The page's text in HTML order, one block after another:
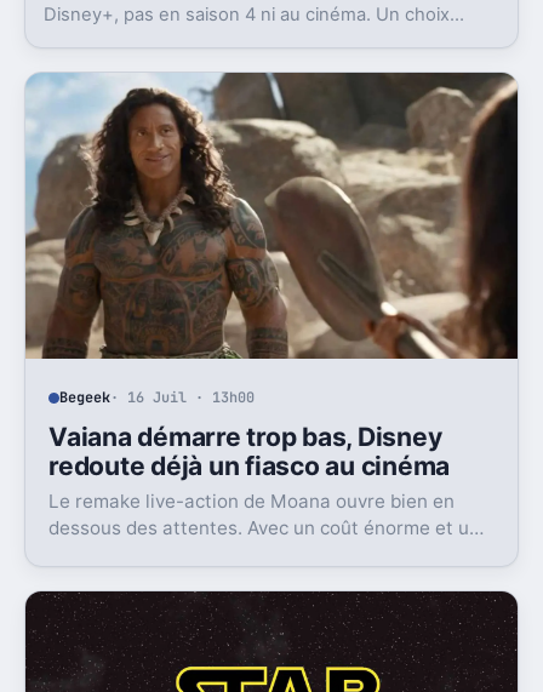
Disney+, pas en saison 4 ni au cinéma. Un choix
Begeek· 16 Juil · 13h00
Vaiana démarre trop bas, Disney
redoute déjà un fiasco au cinéma
Le remake live-action de Moana ouvre bien en
dessous des attentes. Avec un coût énorme et une